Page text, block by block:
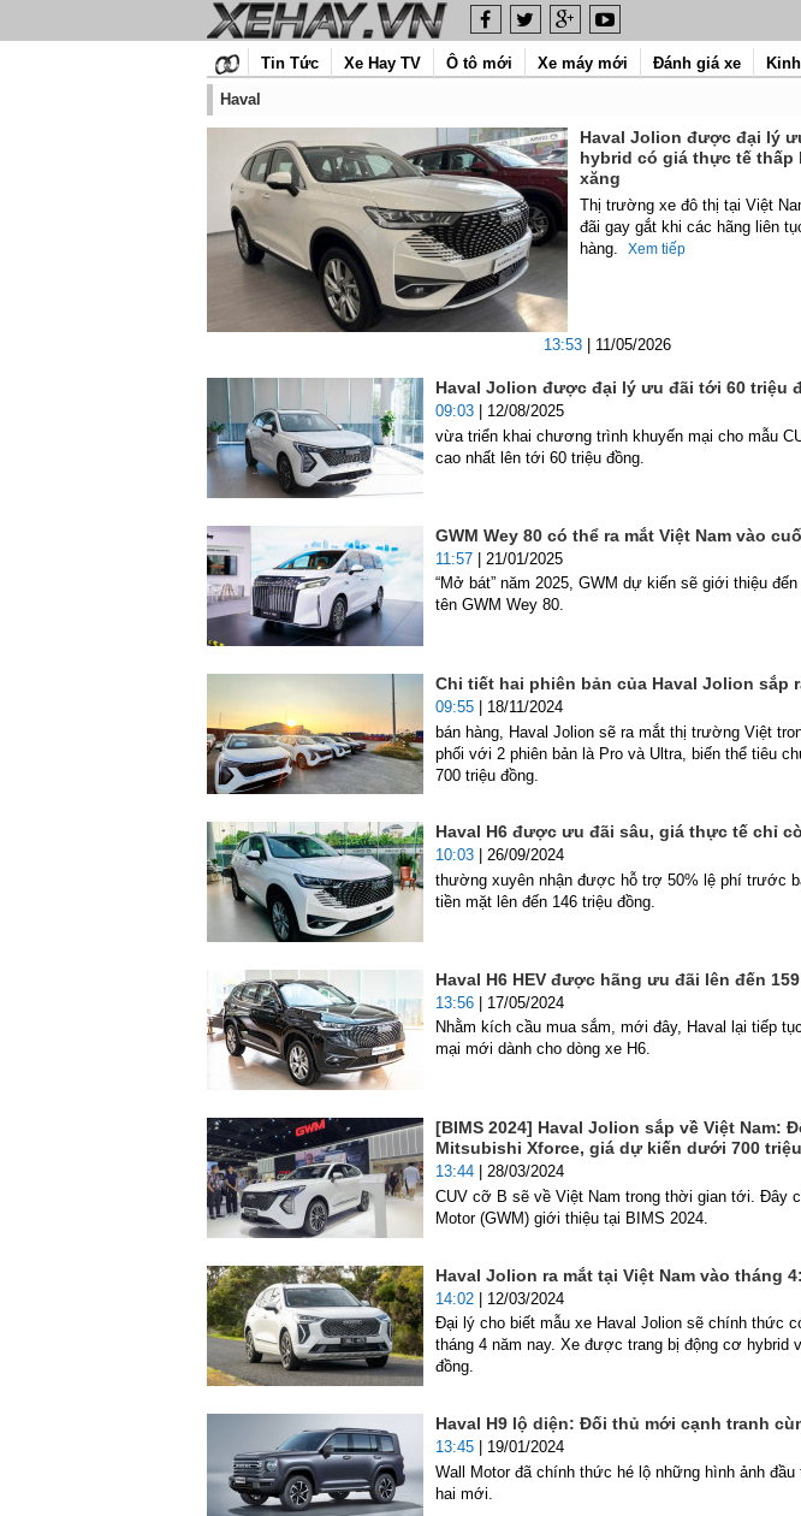
Tin Tức Xe Hay TV Ô tô mới Xe máy mới Đánh giá xe
Haval
Haval Jolion được đại lý
hybrid có giá thực tế
xăng
13:53 | 11/05/2026
Thị trường xe đô thị tại Việt
đãi gay gắt khi các hãng liên
hàng. Xem tiếp
Haval Jolion được đại lý ưu đãi tới 60 triệu
09:03 | 12/08/2025
vừa triển khai chương trình khuyến mại cho mẫu
cao nhất lên tới 60 triệu đồng.
GWM Wey 80 có thể ra mắt Việt Nam vào
11:57 | 21/01/2025
“Mở bát” năm 2025, GWM dự kiến sẽ giới thiệu
tên GWM Wey 80.
Chi tiết hai phiên bản của Haval Jolion sắp
09:55 | 18/11/2024
bán hàng, Haval Jolion sẽ ra mắt thị trường Việt
phối với 2 phiên bản là Pro và Ultra, biến thể tiêu
700 triệu đồng.
Haval H6 được ưu đãi sâu, giá thực tế chỉ
10:03 | 26/09/2024
thường xuyên nhận được hỗ trợ 50% lệ phí trước
tiền mặt lên đến 146 triệu đồng.
Haval H6 HEV được hãng ưu đãi lên đến
13:56 | 17/05/2024
Nhằm kích cầu mua sắm, mới đây, Haval lại tiếp
mại mới dành cho dòng xe H6.
[BIMS 2024] Haval Jolion sắp về Việt Nam:
Mitsubishi Xforce, giá dự kiến dưới 700 triệu
13:44 | 28/03/2024
CUV cỡ B sẽ về Việt Nam trong thời gian tới. Đây
Motor (GWM) giới thiệu tại BIMS 2024.
Haval Jolion ra mắt tại Việt Nam vào tháng
14:02 | 12/03/2024
Đại lý cho biết mẫu xe Haval Jolion sẽ chính thức
tháng 4 năm nay. Xe được trang bị động cơ hybrid
đồng.
Haval H9 lộ diện: Đối thủ mới cạnh tranh
13:45 | 19/01/2024
Wall Motor đã chính thức hé lộ những hình ảnh
hai mới.